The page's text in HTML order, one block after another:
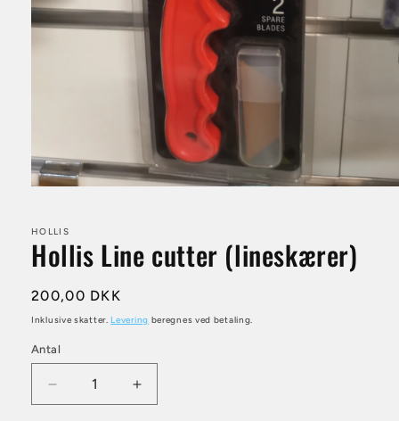
i
modus
HOLLIS
Hollis Line cutter (lineskærer)
Normalpris
200,00 DKK
Inklusive skatter. Levering beregnes ved betaling.
Antal
Antal
Reducer
antallet
Øg
antallet